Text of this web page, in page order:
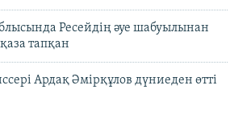
Ресейдің әуе шабуылынан
тапқан
Ардақ Әмірқұлов дүниеден өтті